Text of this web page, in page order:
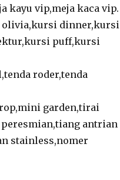
kayu vip,meja kaca vip.
dinner,kursi
puff,kursi
roder,tenda
garden,tirai
antrian
stainless,nomer